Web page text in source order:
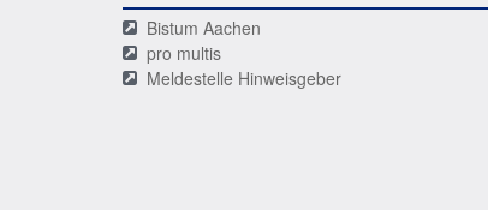
Bistum Aachen
pro multis
Meldestelle Hinweisgeber